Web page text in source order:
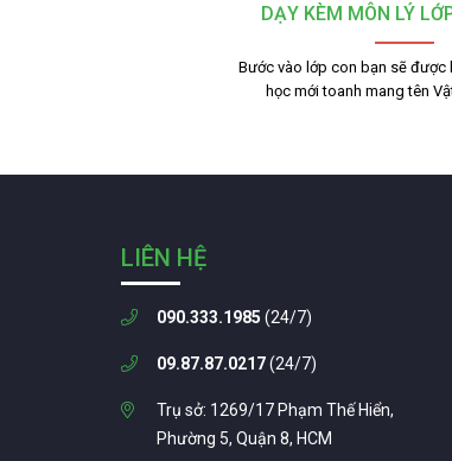
DẠY KÈM MÔN LÝ
Bước vào lớp con bạn sẽ được
học mới toanh mang tên
LIÊN HỆ
090.333.1985 (24/7)
09.87.87.0217(24/7)
Trụ sở: 1269/17 Phạm Thế Hiển,
Phường 5, Quận 8, HCM